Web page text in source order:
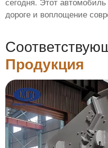
сегодня. Этот
дороге и воплощение
Продукция